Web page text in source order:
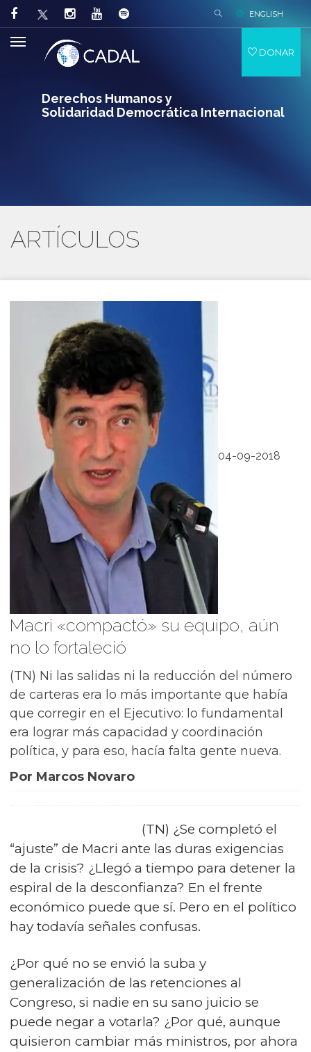
Derechos Humanos y
Solidaridad Democrática Internacional
ENGLISH
DONAR
ARTÍCULOS
04-09-2018
Macri «compactó» su equipo, aún
no lo fortaleció
(TN) Ni las salidas ni la reducción del número
de carteras era lo más importante que había
que corregir en el Ejecutivo: lo fundamental
era lograr más capacidad y coordinación
política, y para eso, hacía falta gente nueva.
Por Marcos Novaro
(TN) ¿Se completó el
“ajuste” de Macri ante las duras exigencias
de la crisis? ¿Llegó a tiempo para detener la
espiral de la desconfianza? En el frente
económico puede que sí. Pero en el político
hay todavía señales confusas.
¿Por qué no se envió la suba y
generalización de las retenciones al
Congreso, si nadie en su sano juicio se
puede negar a votarla? ¿Por qué, aunque
quisieron cambiar más ministros, por ahora